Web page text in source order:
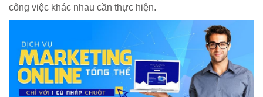
công việc khác nhau cần thực hiện.